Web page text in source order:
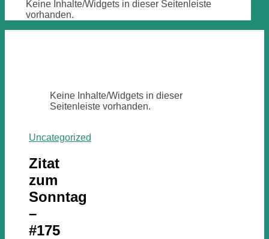
Keine Inhalte/Widgets in dieser Seitenleiste
vorhanden.
Keine Inhalte/Widgets in dieser
Seitenleiste vorhanden.
Uncategorized
Zitat
zum
Sonntag
–
#175